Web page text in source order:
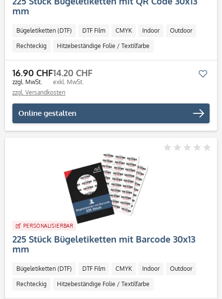
mm
Bügeletiketten (DTF) DTF Film CMYK Indoor Outdoor
Rechteckig Hitzebeständige Folie / Textilfarbe
16.90 CHF
zzgl. MwSt.
14.20 CHF
exkl. MwSt.
zzgl. Versandkosten
Online gestalten
PERSONALISIERBAR
225 Stück Bügeletiketten mit Barcode 30x13
mm
Bügeletiketten (DTF) DTF Film CMYK Indoor Outdoor
Rechteckig Hitzebeständige Folie / Textilfarbe